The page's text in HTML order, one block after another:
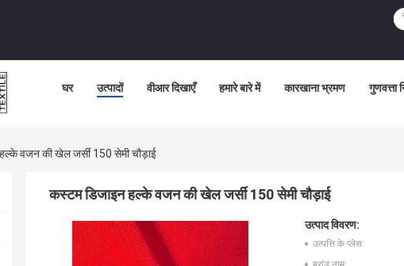
घर उत्पादों वीआर दिखाएँ हमारे बारे में कारखाना भ्रमण गुणवत्ता
वजन की खेल जर्सी 150 सेमी चौड़ाई
कस्टम डिजाइन हल्के वजन की खेल जर्सी 150 सेमी चौड़ाई
उत्पाद विवरण:
उत्पत्ति के प्लेस: